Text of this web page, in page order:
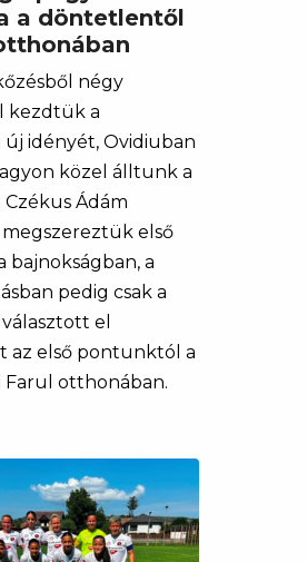
a döntetlentől
négy
kezdtük a
idényét, Ovidiuban
közel álltunk a
Ádám
első
bajnokságban, a
pedig csak a
el
az első pontunktól a
Farul otthonában.